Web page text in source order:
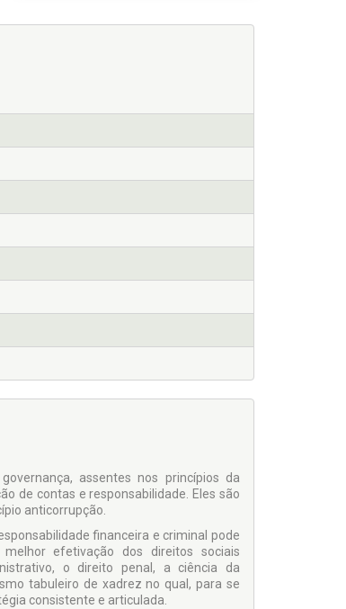
assentes nos princípios da
de contas e responsabilidade. Eles são
anticorrupção.
financeira e criminal pode
efetivação dos direitos sociais
o direito penal, a ciência da
tabuleiro de xadrez no qual, para se
consistente e articulada.